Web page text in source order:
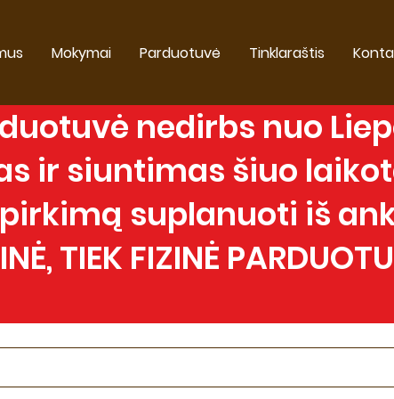
Mokymai Parduotuvė Tinklaraštis
nedirbs nuo
ir siuntimas šiuo
suplanuoti iš
TIEK FIZINĖ